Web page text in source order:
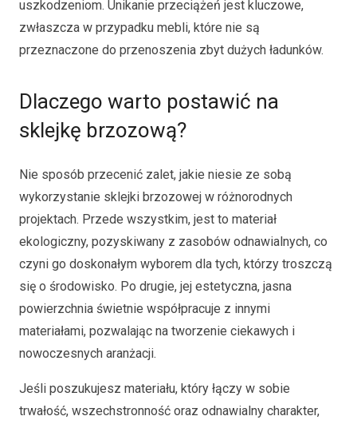
uszkodzeniom. Unikanie przeciążeń jest kluczowe,
zwłaszcza w przypadku mebli, które nie są
przeznaczone do przenoszenia zbyt dużych ładunków.
Dlaczego warto postawić na
sklejkę brzozową?
Nie sposób przecenić zalet, jakie niesie ze sobą
wykorzystanie sklejki brzozowej w różnorodnych
projektach. Przede wszystkim, jest to materiał
ekologiczny, pozyskiwany z zasobów odnawialnych, co
czyni go doskonałym wyborem dla tych, którzy troszczą
się o środowisko. Po drugie, jej estetyczna, jasna
powierzchnia świetnie współpracuje z innymi
materiałami, pozwalając na tworzenie ciekawych i
nowoczesnych aranżacji.
Jeśli poszukujesz materiału, który łączy w sobie
trwałość, wszechstronność oraz odnawialny charakter,